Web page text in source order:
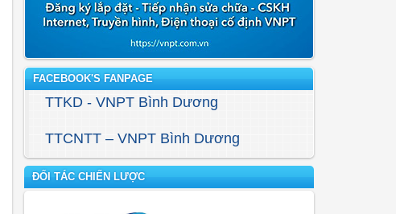
FACEBOOK'S FANPAGE
TTKD - VNPT Bình Dương
TTCNTT – VNPT Bình Dương
ĐỐI TÁC CHIẾN LƯỢC